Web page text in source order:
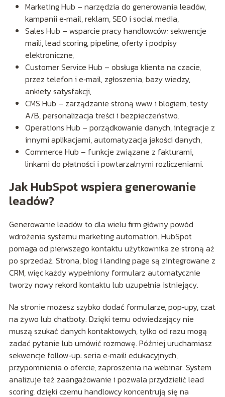
Marketing Hub – narzędzia do generowania leadów,
kampanii e‑mail, reklam, SEO i social media,
Sales Hub – wsparcie pracy handlowców: sekwencje
maili, lead scoring, pipeline, oferty i podpisy
elektroniczne,
Customer Service Hub – obsługa klienta na czacie,
przez telefon i e‑mail, zgłoszenia, bazy wiedzy,
ankiety satysfakcji,
CMS Hub – zarządzanie stroną www i blogiem, testy
A/B, personalizacja treści i bezpieczeństwo,
Operations Hub – porządkowanie danych, integracje z
innymi aplikacjami, automatyzacja jakości danych,
Commerce Hub – funkcje związane z fakturami,
linkami do płatności i powtarzalnymi rozliczeniami.
Jak HubSpot wspiera generowanie
leadów?
Generowanie leadów to dla wielu firm główny powód
wdrożenia systemu marketing automation. HubSpot
pomaga od pierwszego kontaktu użytkownika ze stroną aż
po sprzedaż. Strona, blog i landing page są zintegrowane z
CRM, więc każdy wypełniony formularz automatycznie
tworzy nowy rekord kontaktu lub uzupełnia istniejący.
Na stronie możesz szybko dodać formularze, pop‑upy, czat
na żywo lub chatboty. Dzięki temu odwiedzający nie
muszą szukać danych kontaktowych, tylko od razu mogą
zadać pytanie lub umówić rozmowę. Później uruchamiasz
sekwencje follow‑up: seria e‑maili edukacyjnych,
przypomnienia o ofercie, zaproszenia na webinar. System
analizuje też zaangażowanie i pozwala przydzielić lead
scoring, dzięki czemu handlowcy koncentrują się na